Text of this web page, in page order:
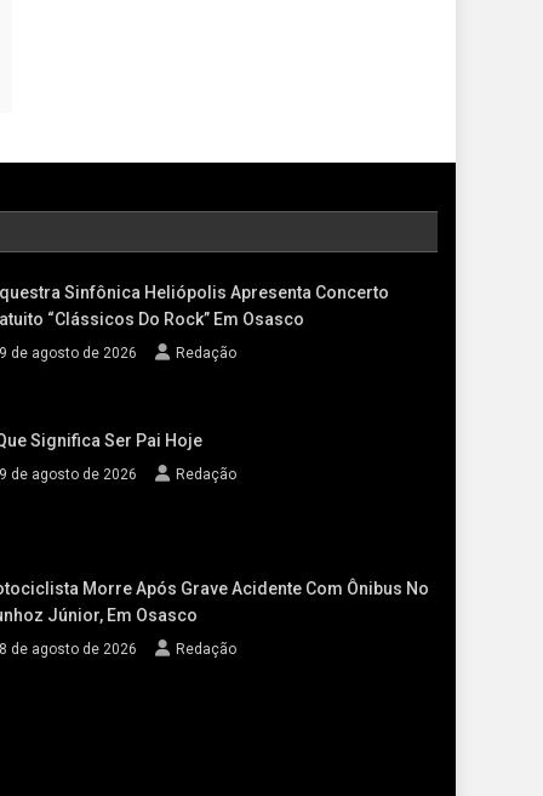
Sinfônica Heliópolis Apresenta Concerto
“Clássicos Do Rock” Em Osasco
de agosto de 2026 Redação
Significa Ser Pai Hoje
de agosto de 2026 Redação
Morre Após Grave Acidente Com Ônibus No
Júnior, Em Osasco
de agosto de 2026 Redação